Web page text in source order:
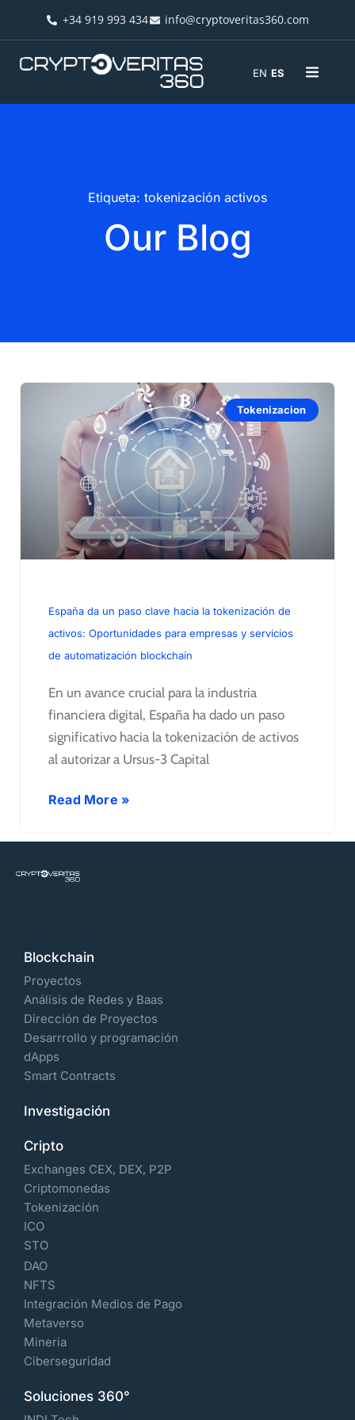
+34 919 993 434 info@cryptoveritas360.com
EN ES
Etiqueta: tokenización activos
Our Blog
Tokenizacion
España da un paso clave hacia la tokenización de
activos: Oportunidades para empresas y servicios
de automatización blockchain
En un avance crucial para la industria
financiera digital, España ha dado un paso
significativo hacia la tokenización de activos
al autorizar a Ursus-3 Capital
Read More »
Blockchain
Proyectos
Análisis de Redes y Baas
Dirección de Proyectos
Desarrrollo y programación
dApps
Smart Contracts
Investigación
Cripto
Exchanges CEX, DEX, P2P
Criptomonedas
Tokenización
ICO
STO
DAO
NFTS
Integración Medios de Pago
Metaverso
Mineria
Ciberseguridad
Soluciones 360°